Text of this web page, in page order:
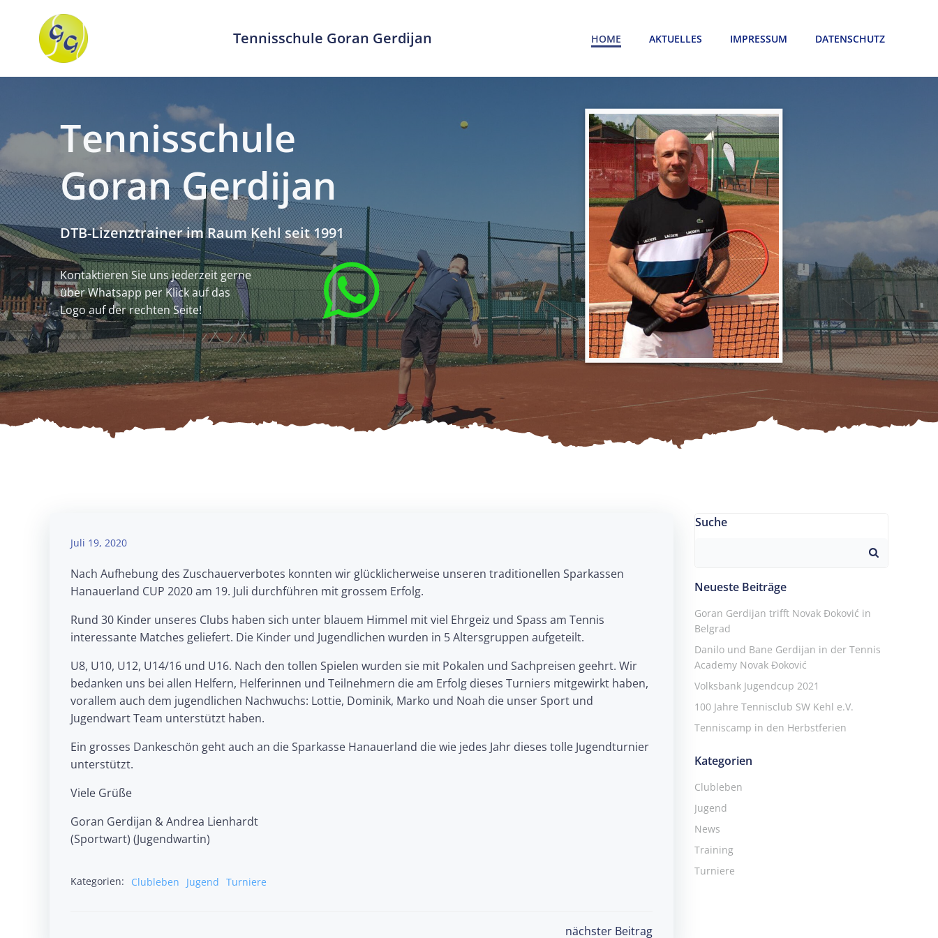
springen
Tennisschule Goran Gerdijan HOME AKTUELLES IMPRESSUM DATENSCHUTZ
Tennisschule
Goran Gerdijan
DTB-Lizenztrainer im Raum Kehl seit 1991
Kontaktieren Sie uns jederzeit gerne
über Whatsapp per Klick auf das
Logo auf der rechten Seite!
Juli 19, 2020
Nach Aufhebung des Zuschauerverbotes konnten wir glücklicherweise unseren traditionellen Sparkassen
Hanauerland CUP 2020 am 19. Juli durchführen mit grossem Erfolg.
Rund 30 Kinder unseres Clubs haben sich unter blauem Himmel mit viel Ehrgeiz und Spass am Tennis
interessante Matches geliefert. Die Kinder und Jugendlichen wurden in 5 Altersgruppen aufgeteilt.
U8, U10, U12, U14/16 und U16. Nach den tollen Spielen wurden sie mit Pokalen und Sachpreisen geehrt. Wir
bedanken uns bei allen Helfern, Helferinnen und Teilnehmern die am Erfolg dieses Turniers mitgewirkt haben,
vorallem auch dem jugendlichen Nachwuchs: Lottie, Dominik, Marko und Noah die unser Sport und
Jugendwart Team unterstützt haben.
Ein grosses Dankeschön geht auch an die Sparkasse Hanauerland die wie jedes Jahr dieses tolle Jugendturnier
unterstützt.
Viele Grüße
Goran Gerdijan & Andrea Lienhardt
(Sportwart) (Jugendwartin)
Kategorien: Clubleben Jugend Turniere
nächster Beitrag
Suche
Neueste Beiträge
Goran Gerdijan trifft Novak Đoković in
Belgrad
Danilo und Bane Gerdijan in der Tennis
Academy Novak Đoković
Volksbank Jugendcup 2021
100 Jahre Tennisclub SW Kehl e.V.
Tenniscamp in den Herbstferien
Kategorien
Clubleben
Jugend
News
Training
Turniere